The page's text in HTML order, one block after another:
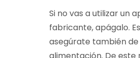
Si no vas a utilizar un
fabricante, apágalo.
asegúrate también